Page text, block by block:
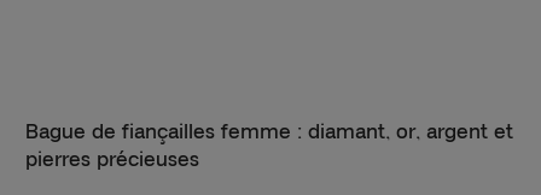
Bague de fiançailles femme : diamant, or, argent et
pierres précieuses